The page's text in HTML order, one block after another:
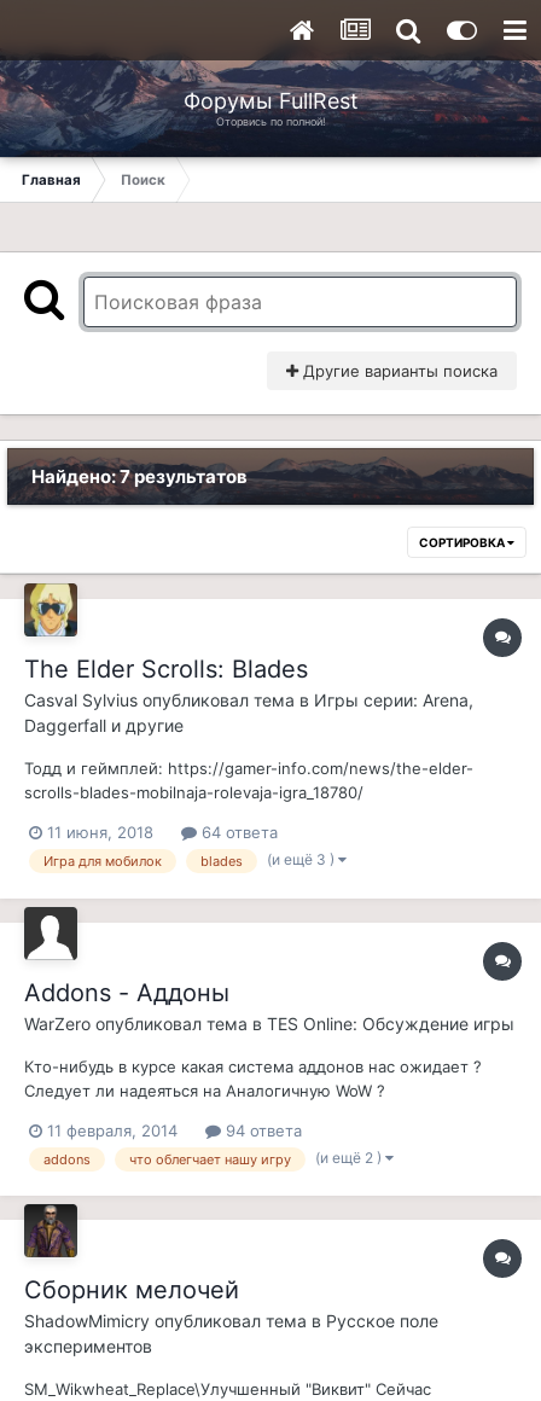
Форумы FullRest
Оторвись по полной!
Главная Поиск
Другие варианты поиска
Найдено: 7 результатов
СОРТИРОВКА
The Elder Scrolls: Blades
Casval Sylvius опубликовал тема в Игры серии: Arena,
Daggerfall и другие
Тодд и геймплей: https://gamer-info.com/news/the-elder-
scrolls-blades-mobilnaja-rolevaja-igra_18780/
11 июня, 2018 64 ответа
Игра для мобилок blades (и ещё 3 )
Addons - Аддоны
WarZero опубликовал тема в TES Online: Обсуждение игры
Кто-нибудь в курсе какая система аддонов нас ожидает ?
Следует ли надеяться на Аналогичную WoW ?
11 февраля, 2014 94 ответа
addons что облегчает нашу игру (и ещё 2 )
Сборник мелочей
ShadowMimicry опубликовал тема в Русское поле
экспериментов
SM_Wikwheat_Replace\Улучшенный "Виквит" Сейчас